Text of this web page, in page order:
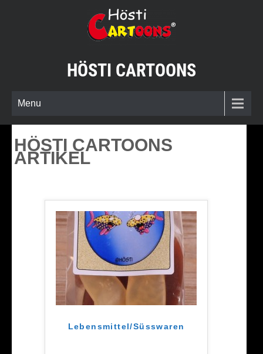
HÖSTI CARTOONS
Menu
HÖSTI CARTOONS
ARTIKEL
Lebensmittel/Süsswaren